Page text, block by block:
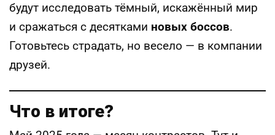
будут исследовать тёмный, искажённый мир
и сражаться с десятками новых боссов.
Готовьтесь страдать, но весело — в компании
друзей.
Что в итоге?